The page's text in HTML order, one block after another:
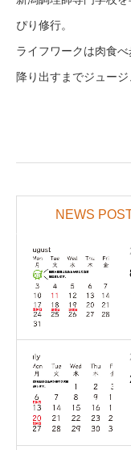
ぴり修行。
ライフワークは肉食
降り出すまでジュージ
NEWS